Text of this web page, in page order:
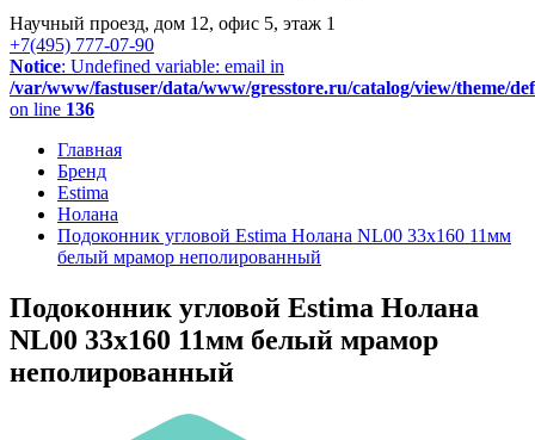
Научный проезд, дом 12, офис 5, этаж 1
+7(495) 777-07-90
Notice: Undefined variable: email in
/var/www/fastuser/data/www/gresstore.ru/catalog/view/theme/
on line 136
Главная
Бренд
Estima
Нолана
Подоконник угловой Estima Нолана NL00 33x160 11мм
белый мрамор неполированный
Подоконник угловой Estima Нолана
NL00 33x160 11мм белый мрамор
неполированный